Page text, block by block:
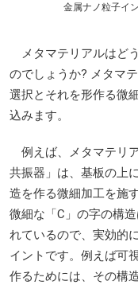
金属ナノ粒子イ
メタマテリアルはど
のでしょうか? メタマ
選択とそれを形作る微
込みます。
例えば、メタマテリ
共振器」は、基板の上
造を作る微細加工を施
微細な「C」の字の構
れているので、実効的
イントです。例えば可
作るためには、その構